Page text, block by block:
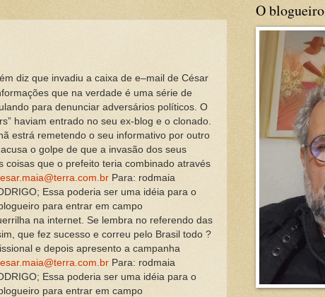
diz que invadiu a caixa de e–mail de César
que na verdade é uma série de
para denunciar adversários políticos. O
haviam entrado no seu ex-blog e o clonado.
estrá remetendo o seu informativo por outro
o golpe de que a invasão dos seus
que o prefeito teria combinado através
Para: rodmaia
Essa poderia ser uma idéia para o
para entrar em campo
na internet. Se lembra no referendo das
que fez sucesso e correu pelo Brasil todo ?
e depois apresento a campanha
Para: rodmaia
Essa poderia ser uma idéia para o
para entrar em campo
O blogueiro